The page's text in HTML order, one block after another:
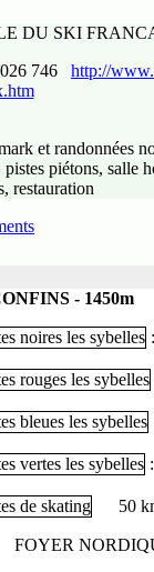
DU SKI
746 http://
et randonnées
pistes piétons, salle
restauration
- 1450m
50
FOYER